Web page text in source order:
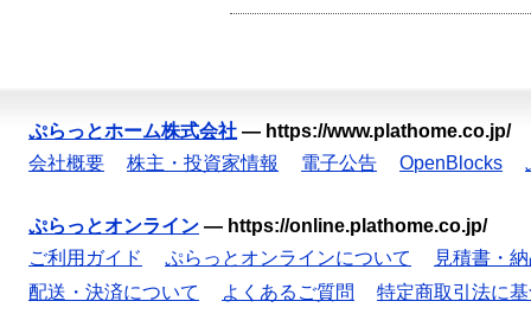
ぷらっとホーム株式会社 — https://www.plathome.co.jp/
会社概要
株主・投資家情報 電子公告 OpenBlocks
ぷらっとオンライン — https://online.plathome.co.jp/
ご利用ガイド
ぷらっとオンラインについて
見積書・
配送・決済について
よくあるご質問
特定商取引法に